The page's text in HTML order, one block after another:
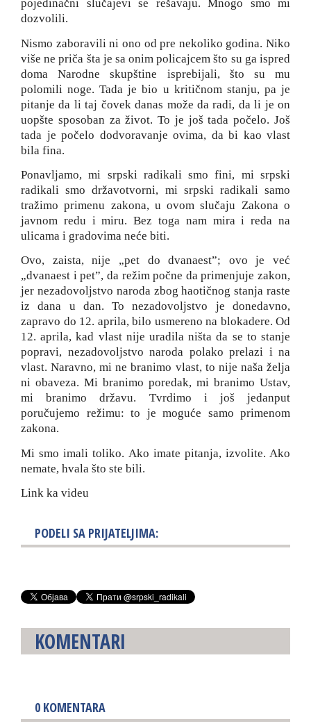
pojedinačni slučajevi se rešavaju. Mnogo smo mi
dozvolili.
Nismo zaboravili ni ono od pre nekoliko godina. Niko
više ne priča šta je sa onim policajcem što su ga ispred
doma Narodne skupštine isprebijali, što su mu
polomili noge. Tada je bio u kritičnom stanju, pa je
pitanje da li taj čovek danas može da radi, da li je on
uopšte sposoban za život. To je još tada počelo. Još
tada je počelo dodvoravanje ovima, da bi kao vlast
bila fina.
Ponavljamo, mi srpski radikali smo fini, mi srpski
radikali smo državotvorni, mi srpski radikali samo
tražimo primenu zakona, u ovom slučaju Zakona o
javnom redu i miru. Bez toga nam mira i reda na
ulicama i gradovima neće biti.
Ovo, zaista, nije „pet do dvanaest”; ovo je već
„dvanaest i pet”, da režim počne da primenjuje zakon,
jer nezadovoljstvo naroda zbog haotičnog stanja raste
iz dana u dan. To nezadovoljstvo je donedavno,
zapravo do 12. aprila, bilo usmereno na blokadere. Od
12. aprila, kad vlast nije uradila ništa da se to stanje
popravi, nezadovoljstvo naroda polako prelazi i na
vlast. Naravno, mi ne branimo vlast, to nije naša želja
ni obaveza. Mi branimo poredak, mi branimo Ustav,
mi branimo državu. Tvrdimo i još jedanput
poručujemo režimu: to je moguće samo primenom
zakona.
Mi smo imali toliko. Ako imate pitanja, izvolite. Ako
nemate, hvala što ste bili.
Link ka videu
PODELI SA PRIJATELJIMA:
KOMENTARI
0 KOMENTARA